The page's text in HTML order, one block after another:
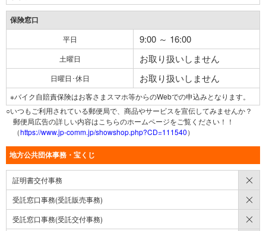
保険窓口
平日 9:00 ～ 16:00
土曜日 お取り扱いしません
日曜日･休日 お取り扱いしません
※バイク自賠責保険はお客さまスマホ等からのWebでの申込みとなります。
○いつもご利用されている郵便局で、商品やサービスを宣伝してみませんか？
郵便局広告の詳しい内容はこちらのホームページをご覧ください！！
（https://www.jp-comm.jp/showshop.php?CD=111540）
地方公共団体事務・宝くじ
証明書交付事務
受託窓口事務(受託販売事務)
受託窓口事務(受託交付事務)